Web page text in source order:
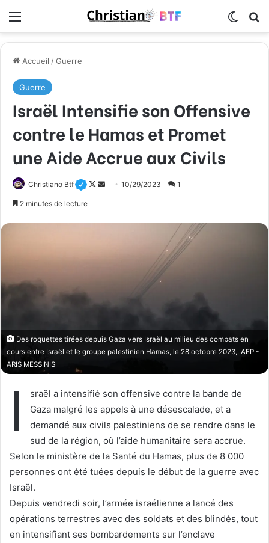
Accueil /Guerre
Guerre
Israël Intensifie son Offensive
contre le Hamas et Promet
une Aide Accrue aux Civils
Christiano Btf
F
o
u
r
r
l
10/29/2023 1
2 minutes de lecture
Des roquettes tirées depuis Gaza vers Israël au milieu des combats en
cours entre Israël et le groupe palestinien Hamas, le 28 octobre 2023,. AFP -
ARIS MESSINIS
I
sraël a intensifié son offensive contre la bande de
Gaza malgré les appels à une désescalade, et a
demandé aux civils palestiniens de se rendre dans le
sud de la région, où l’aide humanitaire sera accrue.
Selon le ministère de la Santé du Hamas, plus de 8 000
personnes ont été tuées depuis le début de la guerre avec
Israël.
Depuis vendredi soir, l’armée israélienne a lancé des
opérations terrestres avec des soldats et des blindés, tout
en intensifiant ses bombardements sur l’enclave